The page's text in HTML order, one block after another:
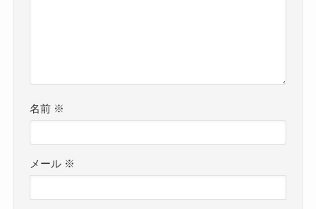
名前 ※
メール ※